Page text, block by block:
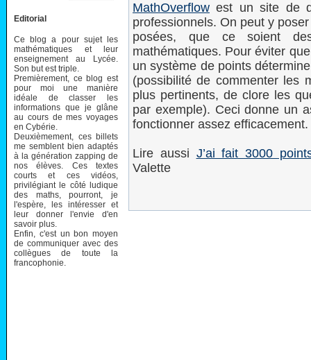
Editorial
Ce blog a pour sujet les
mathématiques et leur
enseignement au Lycée.
Son but est triple.
Premièrement, ce blog est
pour moi une manière
idéale de classer les
informations que je glâne
au cours de mes voyages
en Cybérie.
Deuxièmement, ces billets
me semblent bien adaptés
à la génération zapping de
nos élèves. Ces textes
courts et ces vidéos,
privilégiant le côté ludique
des maths, pourront, je
l'espère, les intéresser et
leur donner l'envie d'en
savoir plus.
Enfin, c'est un bon moyen
de communiquer avec des
collègues de toute la
francophonie.
MathOverflow est un site de
professionnels. On peut y
posées, que ce soient
mathématiques. Pour éviter
un système de points
(possibilité de commenter les
plus pertinents, de clore les
par exemple). Ceci donne un
fonctionner assez efficacement.
Lire aussi J’ai fait 3000
Valette